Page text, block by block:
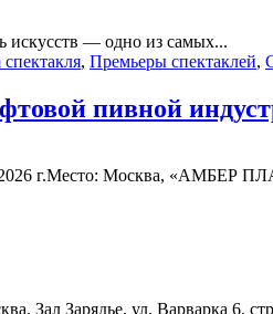
искусств — одно из самых...
, Премьеры спектаклей,
пивной
Москва, «АМБЕР
Зал Зарядье, ул. Варварка 6,